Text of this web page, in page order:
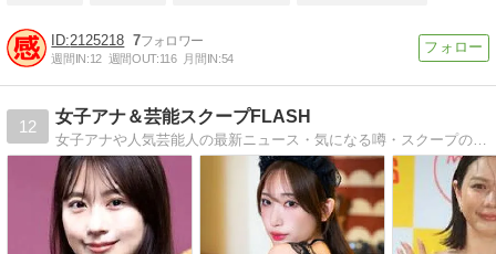
2125218 7
週間IN:12 週間OUT:116 月間IN:54
12
女子アナ＆芸能スクープFLASH
女子アナや人気芸能人の最新ニュース・気になる噂・スクープの真相を速報でお届け！テレビ番組の裏話や注目の新人アナ、熱愛・結婚情報まで深掘り解説するエンタメ特化型ニュースブログです。